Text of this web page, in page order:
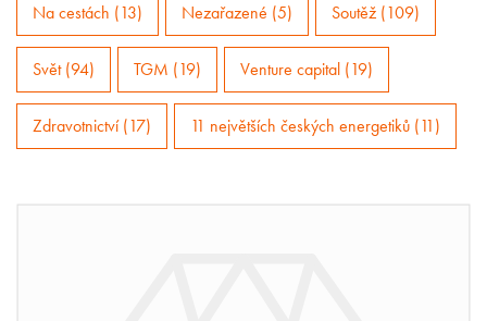
Na cestách (13) Nezařazené (5) Soutěž (109)
Svět (94) TGM (19) Venture capital (19)
Zdravotnictví (17) 11 největších českých energetiků (11)